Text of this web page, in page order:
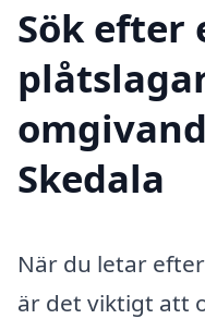
Sök efter
Skedala
När du letar
är det viktigt att